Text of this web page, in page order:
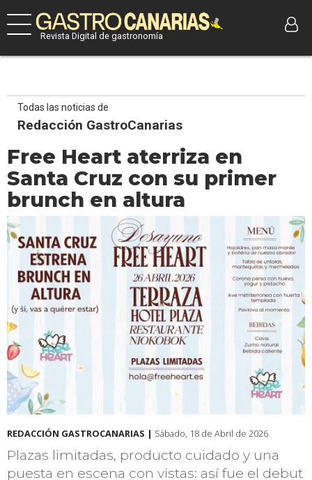
Revista Digital de gastronomía
Todas las noticias de
Redacción GastroCanarias
Free Heart aterriza en
Santa Cruz con su primer
brunch en altura
REDACCIÓN GASTROCANARIAS | Sábado, 18 de Abril de 2026
Plazas limitadas, producto cuidado y una
puesta en escena con vistas: así fue el debut